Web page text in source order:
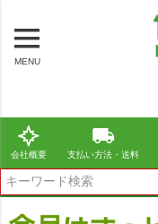
MENU
会社概要 支払い方法・送料